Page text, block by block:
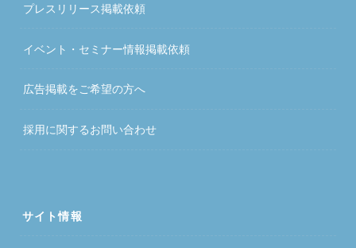
プレスリリース掲載依頼
イベント・セミナー情報掲載依頼
広告掲載をご希望の方へ
採用に関するお問い合わせ
サイト情報